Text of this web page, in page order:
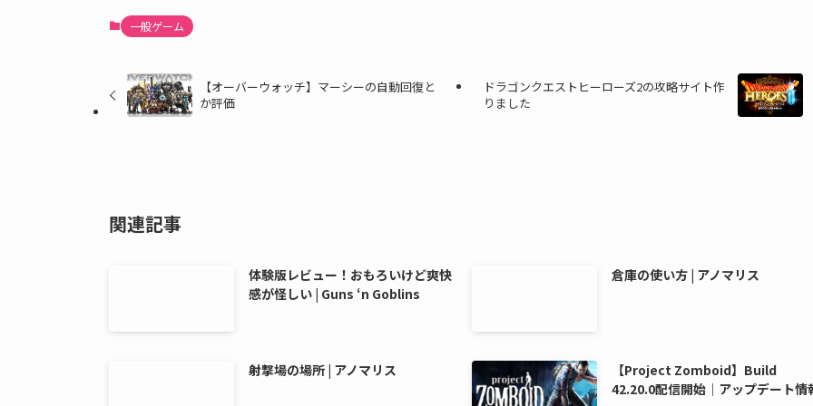
一般ゲーム
【オーバーウォッチ】マーシーの自動回復と
か評価
ドラゴンクエストヒーローズ2の攻略サイト作
りました
関連記事
体験版レビュー！おもろいけど爽快
感が怪しい | Guns ‘n Goblins
倉庫の使い方 | アノマリス
射撃場の場所 | アノマリス
【Project Zomboid】Build
42.20.0配信開始｜アップデート情